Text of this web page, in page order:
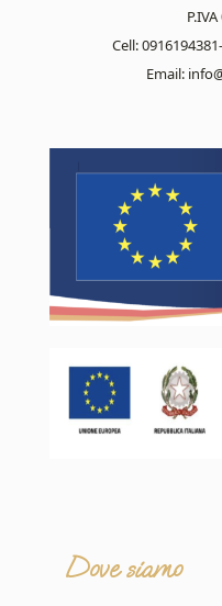
Cell:
Email:
Dove siamo